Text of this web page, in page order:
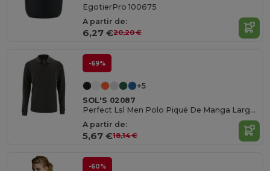
EgotierPro 100675
A partir de:
6,27 €20,20 €
-69%
+5
SOL'S 02087
Perfect Lsl Men Polo Piqué De Manga Larga De Hombre
A partir de:
5,67 €18,14 €
-60%